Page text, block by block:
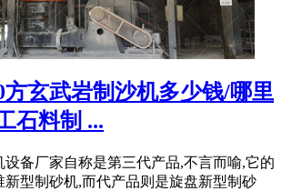
方玄武岩制沙机多少钱/哪里
石料制 ...
设备厂家自称是第三代产品,不言而喻,它的
新型制砂机,而代产品则是旋盘新型制砂